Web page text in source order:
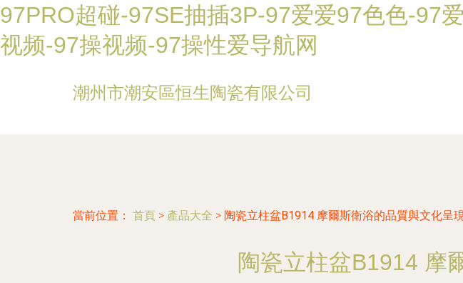
97PRO超碰-97SE抽插3P-97爱爱97色色-97
视频-97操视频-97操性爱导航网
潮州市潮安區恒生陶瓷有限公司
當前位置： 首頁 > 產品大全 > 陶瓷立柱盆B1914 摩爾斯衛浴的品質與文化呈
陶瓷立柱盆B1914 摩